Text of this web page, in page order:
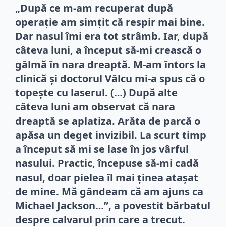
„După ce m-am recuperat după
operație am simțit că respir mai bine.
Dar nasul îmi era tot strâmb. Iar, după
câteva luni, a început să-mi crească o
gâlmă în nara dreaptă. M-am întors la
clinică și doctorul Vâlcu mi-a spus că o
topește cu laserul. (…) După alte
câteva luni am observat că nara
dreaptă se aplatiza. Arăta de parcă o
apăsa un deget invizibil. La scurt timp
a început să mi se lase în jos vârful
nasului. Practic, începuse să-mi cadă
nasul, doar pielea îl mai ținea atașat
de mine. Mă gândeam că am ajuns ca
Michael Jackson…”, a povestit bărbatul
despre calvarul prin care a trecut.